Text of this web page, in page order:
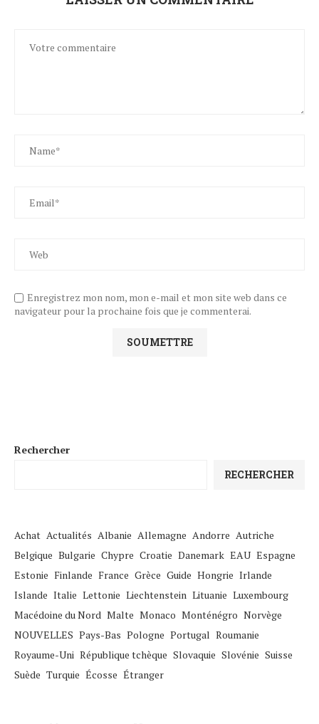
Enregistrez mon nom, mon e-mail et mon site web dans ce
navigateur pour la prochaine fois que je commenterai.
Rechercher
RECHERCHER
Achat Actualités Albanie Allemagne Andorre Autriche
Belgique Bulgarie Chypre Croatie Danemark EAU Espagne
Estonie Finlande France Grèce Guide Hongrie Irlande
Islande Italie Lettonie Liechtenstein Lituanie Luxembourg
Macédoine du Nord Malte Monaco Monténégro Norvège
NOUVELLES Pays-Bas Pologne Portugal Roumanie
Royaume-Uni République tchèque Slovaquie Slovénie Suisse
Suède Turquie Écosse Étranger